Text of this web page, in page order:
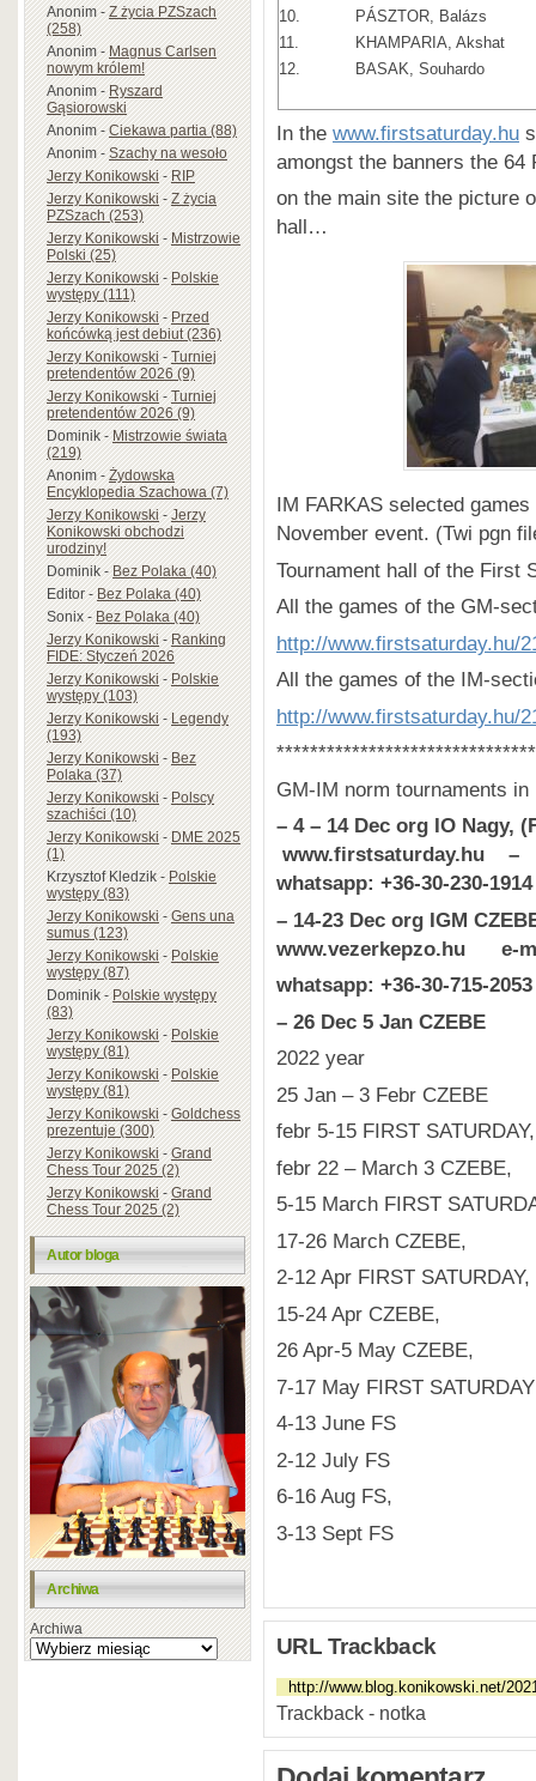
Anonim-Z życia PZSzach
(258)
Anonim-Magnus Carlsen
nowym królem!
Anonim-Ryszard
Gąsiorowski
Anonim-Ciekawa partia (88)
Anonim-Szachy na wesoło
Jerzy Konikowski-RIP
Jerzy Konikowski-Z życia
PZSzach (253)
Jerzy Konikowski-Mistrzowie
Polski (25)
Jerzy Konikowski-Polskie
występy (111)
Jerzy Konikowski-Przed
końcówką jest debiut (236)
Jerzy Konikowski-Turniej
pretendentów 2026 (9)
Jerzy Konikowski-Turniej
pretendentów 2026 (9)
Dominik-Mistrzowie świata
(219)
Anonim-Żydowska
Encyklopedia Szachowa (7)
Jerzy Konikowski-Jerzy
Konikowski obchodzi
urodziny!
Dominik-Bez Polaka (40)
Editor-Bez Polaka (40)
Sonix-Bez Polaka (40)
Jerzy Konikowski-Ranking
FIDE: Styczeń 2026
Jerzy Konikowski-Polskie
występy (103)
Jerzy Konikowski-Legendy
(193)
Jerzy Konikowski-Bez
Polaka (37)
Jerzy Konikowski-Polscy
szachiści (10)
Jerzy Konikowski-DME 2025
(1)
Krzysztof Kledzik-Polskie
występy (83)
Jerzy Konikowski-Gens una
sumus (123)
Jerzy Konikowski-Polskie
występy (87)
Dominik-Polskie występy
(83)
Jerzy Konikowski-Polskie
występy (81)
Jerzy Konikowski-Polskie
występy (81)
Jerzy Konikowski-Goldchess
prezentuje (300)
Jerzy Konikowski-Grand
Chess Tour 2025 (2)
Jerzy Konikowski-Grand
Chess Tour 2025 (2)
Autor bloga
Archiwa
Archiwa
10.
PÁSZTOR, Balázs
11.
KHAMPARIA, Akshat
12.
BASAK, Souhardo
In the www.firstsaturday.hu
amongst the banners the 64
on the main site the picture
hall…
IM FARKAS selected
November event. (Twi pgn
Tournament hall of the First
All the games of the GM-
http://www.firstsaturday.hu/
All the games of the IM-
http://www.firstsaturday.hu/
GM-IM norm tournaments in
– 4 – 14 Dec org IO Nagy,
www.firstsaturday.hu –
whatsapp: +36-30-230-
– 14-23 Dec org IGM
www.vezerkepzo.hu e-
whatsapp: +36-30-715-
– 26 Dec 5 Jan CZEBE
2022 year
25 Jan – 3 Febr CZEBE
febr 5-15 FIRST SATURDAY,
febr 22 – March 3 CZEBE,
5-15 March FIRST
17-26 March CZEBE,
2-12 Apr FIRST SATURDAY,
15-24 Apr CZEBE,
26 Apr-5 May CZEBE,
7-17 May FIRST SATURDAY
4-13 June FS
2-12 July FS
6-16 Aug FS,
3-13 Sept FS
URL Trackback
Trackback - notka